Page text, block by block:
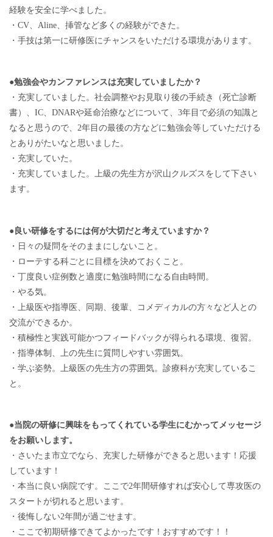
経験を安全に学べました。
・CV、Aline、挿管など多くの経験ができた。
・手技は第一に研修医にチャンスをいただける環境があります。
●勉強会やカンファレンスは充実していましたか？
・充実していました。社会調整やお見取り後の手続き（死亡診断
書）、IC、DNARや延命治療などについて、3年目で必須の知識と
なると思うので、2年目の最後の方などに勉強会等していただける
とありがたいなと思いました。
・充実していた。
・充実していました。上級の先生方が沢山クルズスをして下さい
ます。
●良い研修をするには何が大切だと考えていますか？
・日々の疑問をそのままにしないこと。
・ローテする科ごとに目標を決めておくこと。
・丁度良い症例数と適度に勉強時間になる自由時間。
・やる気。
・上級医や指導医、同期、後輩、コメディカルの方々など人との
交流ができるか。
・積極性と実践可能かつフィードバックが得られる環境、復習。
・指導体制、上の先生に質問しやすい雰囲気。
・学ぶ姿勢。上級医の先生方の雰囲気。診療科が充実しているこ
と。
●当院の研修に興味をもってくれている学生にむかってメッセージ
をお願いします。
・さいたま市立でなら、充実した研修ができると思います！応援
しています！
・本当に良い病院です。ここで2年間研修すれば安心して専攻医の
スタートが切れると思います。
・後悔しない2年間が過ごせます。
・ここで初期研修できてよかったです！おすすめです！！